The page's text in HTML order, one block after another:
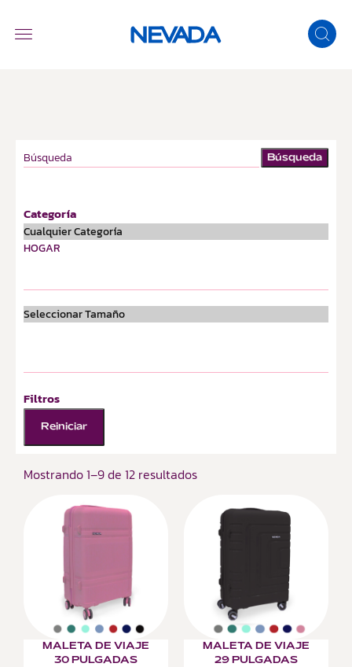
Búsqueda
Categoría
Filtros
Reiniciar
Mostrando 1–9 de 12 resultados
MALETA DE VIAJE
30 PULGADAS
MALETA DE VIAJE
29 PULGADAS